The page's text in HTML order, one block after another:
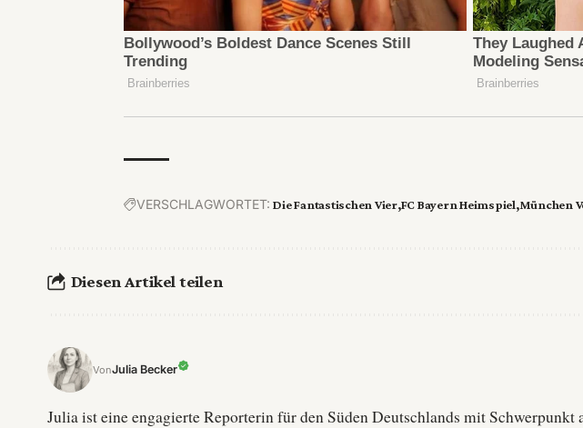
VERSCHLAGWORTET: Die Fantastischen Vier FC Bayern Heimspiel München
Diesen Artikel teilen
VonJulia Becker
Julia ist eine engagierte Reporterin für den Süden Deutschlands mit